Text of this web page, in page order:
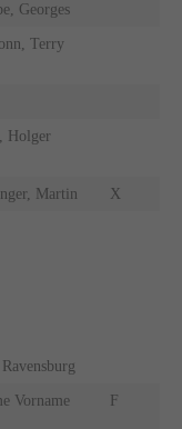
Georges
Terry
Holger
Martin X
Vorname F